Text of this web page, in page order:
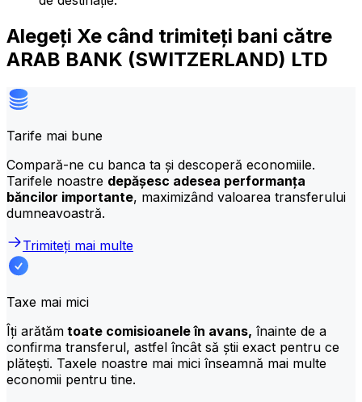
Alegeți Xe când trimiteți bani către
ARAB BANK (SWITZERLAND) LTD
Tarife mai bune
Compară-ne cu banca ta și descoperă economiile.
Tarifele noastre depășesc adesea performanța
băncilor importante, maximizând valoarea transferului
dumneavoastră.
Trimiteți mai multe
Taxe mai mici
Îți arătăm toate comisioanele în avans, înainte de a
confirma transferul, astfel încât să știi exact pentru ce
plătești. Taxele noastre mai mici înseamnă mai multe
economii pentru tine.